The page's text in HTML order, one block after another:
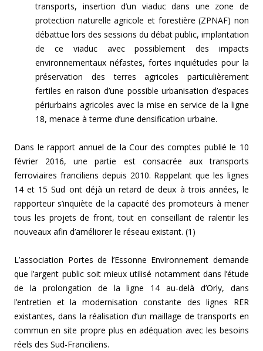
transports, insertion d’un viaduc dans une zone de
protection naturelle agricole et forestière (ZPNAF) non
débattue lors des sessions du débat public, implantation
de ce viaduc avec possiblement des impacts
environnementaux néfastes, fortes inquiétudes pour la
préservation des terres agricoles particulièrement
fertiles en raison d’une possible urbanisation d’espaces
périurbains agricoles avec la mise en service de la ligne
18, menace à terme d’une densification urbaine.
Dans le rapport annuel de la Cour des comptes publié le 10
février 2016, une partie est consacrée aux transports
ferroviaires franciliens depuis 2010. Rappelant que les lignes
14 et 15 Sud ont déjà un retard de deux à trois années, le
rapporteur s’inquiète de la capacité des promoteurs à mener
tous les projets de front, tout en conseillant de ralentir les
nouveaux afin d’améliorer le réseau existant. (1)
L’association Portes de l’Essonne Environnement demande
que l’argent public soit mieux utilisé notamment dans l’étude
de la prolongation de la ligne 14 au-delà d’Orly, dans
l’entretien et la modernisation constante des lignes RER
existantes, dans la réalisation d’un maillage de transports en
commun en site propre plus en adéquation avec les besoins
réels des Sud-Franciliens.